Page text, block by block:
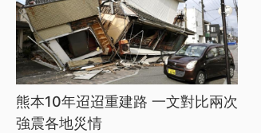
熊本10年迢迢重建路 一文對比兩次
強震各地災情